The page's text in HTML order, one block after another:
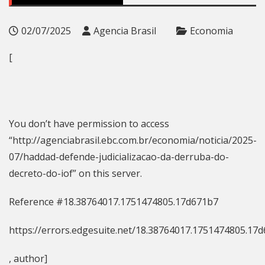
02/07/2025 Agencia Brasil Economia
[
You don’t have permission to access
“http://agenciabrasil.ebc.com.br/economia/noticia/2025-
07/haddad-defende-judicializacao-da-derruba-do-
decreto-do-iof” on this server.
Reference #18.38764017.1751474805.17d671b7
https://errors.edgesuite.net/
, author]